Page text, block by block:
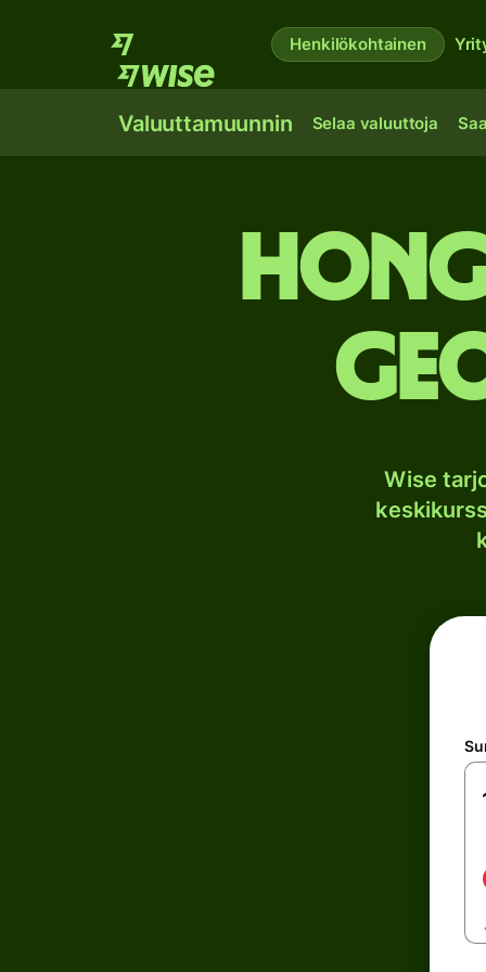
Henkilökohtainen
Valuuttamuunnin Selaa valuuttoja
Wise